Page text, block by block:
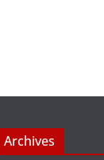
Archives